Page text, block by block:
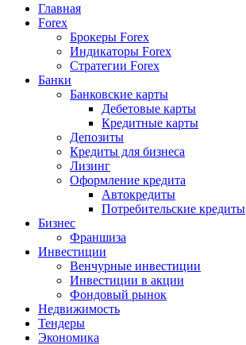
Главная
Forex
Брокеры Forex
Индикаторы Forex
Стратегии Forex
Банки
Банковские карты
Дебетовые карты
Кредитные карты
Депозиты
Кредиты для бизнеса
Лизинг
Оформление кредита
Автокредиты
Потребительские кредиты
Бизнес
Франшиза
Инвестиции
Венчурные инвестиции
Инвестиции в акции
Фондовый рынок
Недвижимость
Тендеры
Экономика